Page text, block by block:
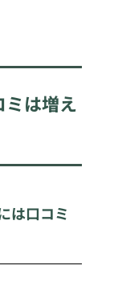
は増え
は口コミ